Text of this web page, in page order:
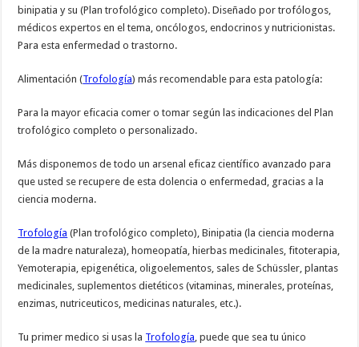
binipatia y su (Plan trofológico completo). Diseñado por trofólogos,
médicos expertos en el tema, oncólogos, endocrinos y nutricionistas.
Para esta enfermedad o trastorno.
Alimentación (Trofología) más recomendable para esta patología:
Para la mayor eficacia comer o tomar según las indicaciones del Plan
trofológico completo o personalizado.
Más disponemos de todo un arsenal eficaz científico avanzado para
que usted se recupere de esta dolencia o enfermedad, gracias a la
ciencia moderna.
Trofología (Plan trofológico completo), Binipatia (la ciencia moderna
de la madre naturaleza), homeopatía, hierbas medicinales, fitoterapia,
Yemoterapia, epigenética, oligoelementos, sales de Schüssler, plantas
medicinales, suplementos dietéticos (vitaminas, minerales, proteínas,
enzimas, nutriceuticos, medicinas naturales, etc.).
Tu primer medico si usas la Trofología, puede que sea tu único